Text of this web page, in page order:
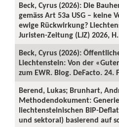
Beck, Cyrus (2026): Die
gemäss Art 53a USG – keine
ewige Rückwirkung?
Juristen-Zeitung (LJZ) 2026,
Beck, Cyrus (2026):
Liechtenstein: Von der
zum EWR. Blog. DeFacto. 24.
Berend, Lukas; Brunhart,
Methodendokument:
liechtensteinischen BIP-
und sektoral) basierend auf